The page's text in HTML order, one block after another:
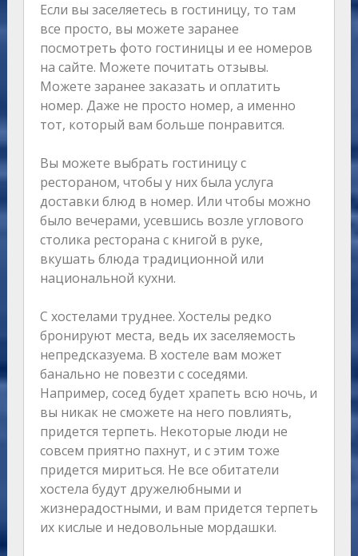
Если вы заселяетесь в гостиницу, то там
все просто, вы можете заранее
посмотреть фото гостиницы и ее номеров
на сайте. Можете почитать отзывы.
Можете заранее заказать и оплатить
номер. Даже не просто номер, а именно
тот, который вам больше понравится.
Вы можете выбрать гостиницу с
рестораном, чтобы у них была услуга
доставки блюд в номер. Или чтобы можно
было вечерами, усевшись возле углового
столика ресторана с книгой в руке,
вкушать блюда традиционной или
национальной кухни.
С хостелами труднее. Хостелы редко
бронируют места, ведь их заселяемость
непредсказуема. В хостеле вам может
банально не повезти с соседями.
Например, сосед будет храпеть всю ночь, и
вы никак не сможете на него повлиять,
придется терпеть. Некоторые люди не
совсем приятно пахнут, и с этим тоже
придется мириться. Не все обитатели
хостела будут дружелюбными и
жизнерадостными, и вам придется терпеть
их кислые и недовольные мордашки.